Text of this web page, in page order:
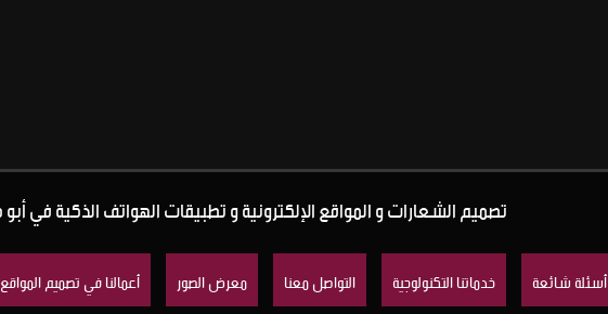
تصميم الشعارات و المواقع الإلكترونية و تطبيقات الهواتف الذكية في أبو
أسئلة شائعة خدماتنا التكنولوجية التواصل معنا معرض الصور أعمالنا في تصميم المواقع